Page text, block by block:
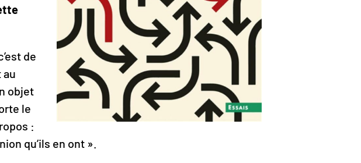
de
au
objet
le
:
qu’ils en ont ».